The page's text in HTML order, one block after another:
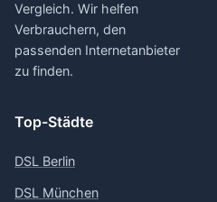
Vergleich. Wir helfen
Verbrauchern, den
passenden Internetanbieter
zu finden.
Top-Städte
DSL Berlin
DSL München